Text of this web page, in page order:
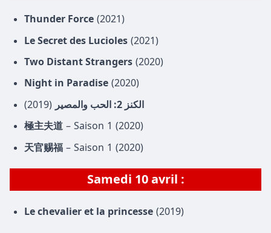
Thunder Force (2021)
Le Secret des Lucioles (2021)
Two Distant Strangers (2020)
Night in Paradise (2020)
الكنز 2: الحب والمصير
(2019)
極主夫道 – Saison 1 (2020)
天官赐福 – Saison 1 (2020)
Samedi 10 avril :
Le chevalier et la princesse (2019)